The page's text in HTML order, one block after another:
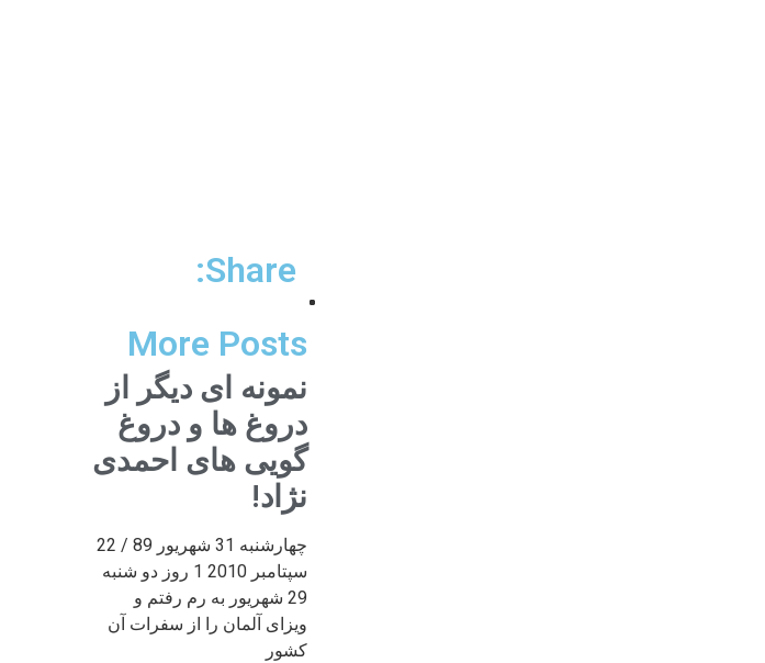
Share:
More Posts
نمونه ای دیگر از
دروغ ها و دروغ
گویی های احمدی
نژاد!
چهارشنبه 31 شهریور 89 / 22
سپتامبر 2010 1 روز دو شنبه
29 شهریور به رم رفتم و
ویزای آلمان را از سفرات آن
کشور